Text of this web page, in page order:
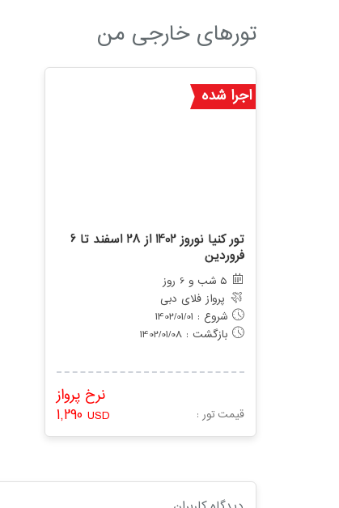
تورهای خارجی من
اجرا شده
تور کنیا نوروز 1402 از 28 اسفند تا 6
فروردین
5 شب و 6 روز
پرواز فلای دبی
شروع : 1402/01/01
بازگشت : 1402/01/08
نرخ پرواز
1,290 USD : قیمت تور